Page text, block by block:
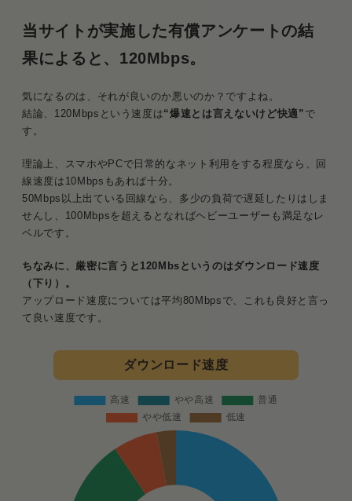
当サイトが実施した有償アンケートの結
果によると、120Mbps。
気になるのは、それが良いのか悪いのか？ですよね。
結論、120Mbpsという速度は“爆速とは言えないけど快適” で
す。
理論上、スマホやPCで日常的なネット利用をする程度なら、回
線速度は10Mbpsもあれば十分。
50Mbps以上出ている回線なら、多少の負荷で遅延したりはしま
せんし、100Mbpsを超えるとなればヘビーユーザーも満足なレ
ベルです。
ちなみに、厳密に言うと120Mbsというのはダウンロード速度
（下り）。
アップロード速度については平均80Mbpsで、これも良好と言っ
て良い速度です。
ダウンロード速度